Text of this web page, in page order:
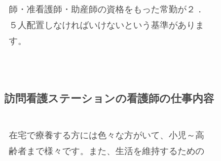
師・准看護師・助産師の資格をもった常勤が２．
５人配置しなければいけないという基準がありま
す。
訪問看護ステーションの看護師の仕事内容
在宅で療養する方には色々な方がいて、小児～高
齢者まで様々です。また、生活を維持するための